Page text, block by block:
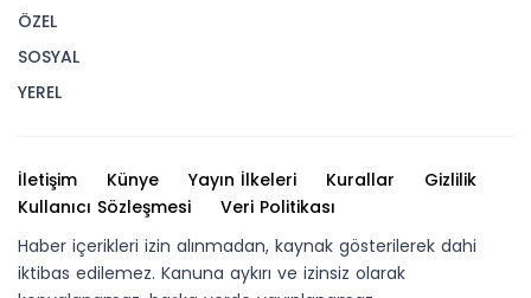
ÖZEL
SOSYAL
YEREL
İletişim Künye Yayın İlkeleri Kurallar
Gizlilik
Kullanıcı Sözleşmesi
Veri Politikası
Haber içerikleri izin alınmadan, kaynak gösterilerek dahi
iktibas edilemez. Kanuna aykırı ve izinsiz olarak